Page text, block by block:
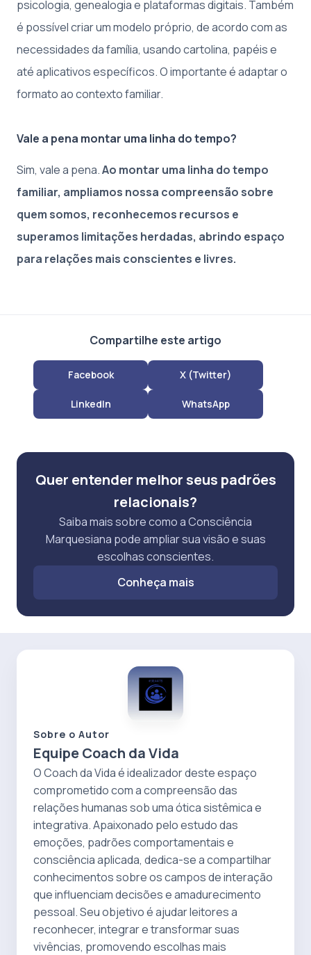
psicologia, genealogia e plataformas digitais. Também
é possível criar um modelo próprio, de acordo com as
necessidades da família, usando cartolina, papéis e
até aplicativos específicos. O importante é adaptar o
formato ao contexto familiar.
Vale a pena montar uma linha do tempo?
Sim, vale a pena.Ao montar uma linha do tempo
familiar, ampliamos nossa compreensão sobre
quem somos, reconhecemos recursos e
superamos limitações herdadas, abrindo espaço
para relações mais conscientes e livres.
Compartilhe este artigo
Facebook X (Twitter)
LinkedIn WhatsApp
Quer entender melhor seus padrões
relacionais?
Saiba mais sobre como a Consciência
Marquesiana pode ampliar sua visão e suas
escolhas conscientes.
Conheça mais
Sobre o Autor
Equipe Coach da Vida
O Coach da Vida é idealizador deste espaço
comprometido com a compreensão das
relações humanas sob uma ótica sistêmica e
integrativa. Apaixonado pelo estudo das
emoções, padrões comportamentais e
consciência aplicada, dedica-se a compartilhar
conhecimentos sobre os campos de interação
que influenciam decisões e amadurecimento
pessoal. Seu objetivo é ajudar leitores a
reconhecer, integrar e transformar suas
vivências, promovendo escolhas mais